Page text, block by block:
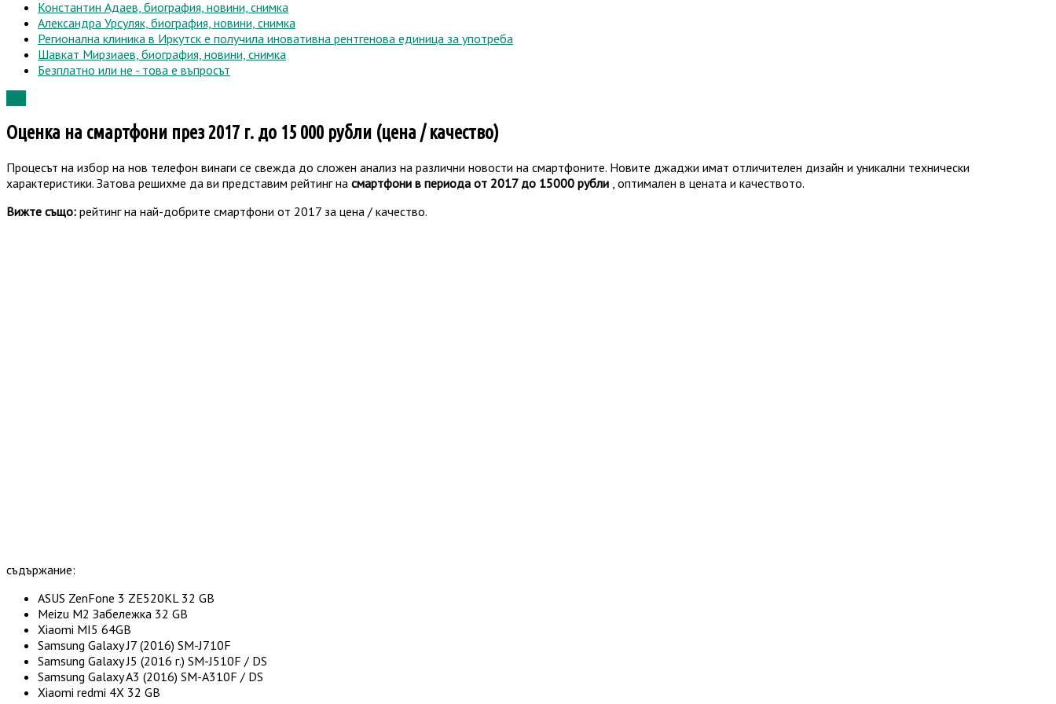
Пътуване
Топ
Статии
Константин Адаев, биография, новини, снимка
Александра Урсуляк, биография, новини, снимка
Регионална клиника в Иркутск е получила иновативна рентгенова единица за употреба
Шавкат Мирзиаев, биография, новини, снимка
Безплатно или не - това е въпросът
Оценка на смартфони през 2017 г. до 15 000 рубли (цена / качество)
Процесът на избор на нов телефон винаги се свежда до сложен анализ на различни новости на смартфоните. Новите джаджи имат отличителен дизайн и уникални технически
характеристики. Затова решихме да ви представим рейтинг на смартфони в периода от 2017 до 15000 рубли , оптимален в цената и качеството.
Вижте също: рейтинг на най-добрите смартфони от 2017 за цена / качество.
съдържание:
ASUS ZenFone 3 ZE520KL 32 GB
Meizu M2 Забележка 32 GB
Xiaomi MI5 64GB
Samsung Galaxy J7 (2016) SM-J710F
Samsung Galaxy J5 (2016 г.) SM-J510F / DS
Samsung Galaxy A3 (2016) SM-A310F / DS
Xiaomi redmi 4X 32 GB